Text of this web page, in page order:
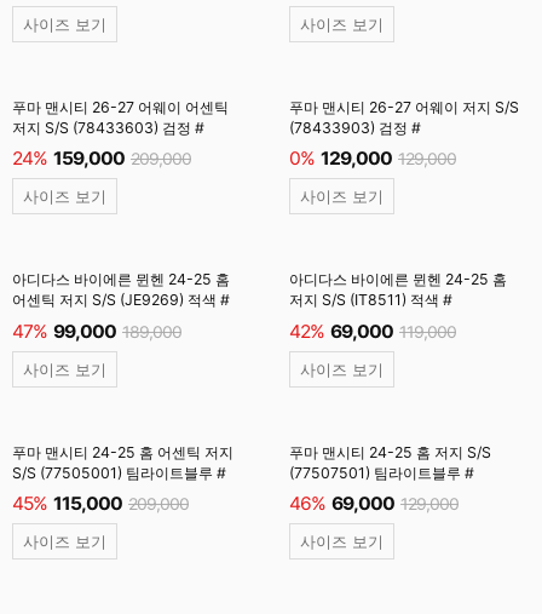
사이즈 보기 사이즈 보기
푸마 맨시티 26-27 어웨이 어센틱
저지 S/S (78433603) 검정 #
24% 159,000 209,000
사이즈 보기
푸마 맨시티 26-27 어웨이 저지 S/S
(78433903) 검정 #
0% 129,000 129,000
사이즈 보기
아디다스 바이에른 뮌헨 24-25 홈
어센틱 저지 S/S (JE9269) 적색 #
47% 99,000 189,000
사이즈 보기
아디다스 바이에른 뮌헨 24-25 홈
저지 S/S (IT8511) 적색 #
42% 69,000 119,000
사이즈 보기
푸마 맨시티 24-25 홈 어센틱 저지
S/S (77505001) 팀라이트블루 #
45% 115,000 209,000
사이즈 보기
푸마 맨시티 24-25 홈 저지 S/S
(77507501) 팀라이트블루 #
46% 69,000 129,000
사이즈 보기